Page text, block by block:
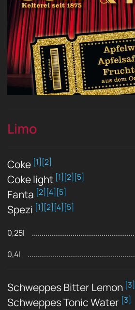
Limo
Coke [1][2]
Coke light [1][2][5]
Fanta [2][4][5]
Spezi [1][2][4][5]
0,25l
0,4l
Schweppes Bitter Lemon [3]
Schweppes Tonic Water [3]